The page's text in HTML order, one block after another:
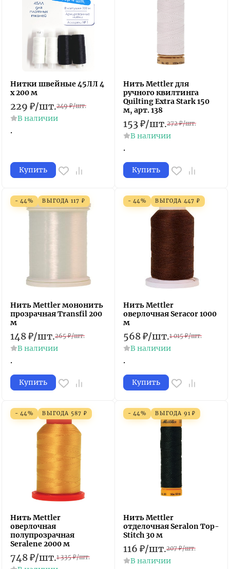
Нитки швейные 45ЛЛ 4
х 200 м
229 ₽/шт.249 ₽/шт.
В наличии
.
Купить
Нить Mettler для
ручного квилтинга
Quilting Extra Stark 150
м, арт. 138
153₽/шт.272 ₽/шт.
В наличии
.
Купить
- 44% ВЫГОДА 117 ₽
Нить Mettler мононить
прозрачная Transfil 200
м
148₽/шт.265 ₽/шт.
В наличии
.
Купить
- 44% ВЫГОДА 447 ₽
Нить Mettler
оверлочная Seracor 1000
м
568₽/шт.1 015 ₽/шт.
В наличии
.
Купить
- 44% ВЫГОДА 587 ₽
Нить Mettler
оверлочная
полупрозрачная
Seralene 2000 м
748₽/шт.1 335 ₽/шт.
- 44% ВЫГОДА 91 ₽
Нить Mettler
отделочная Seralon Top-
Stitch 30 м
116 ₽/шт.207 ₽/шт.
В наличии